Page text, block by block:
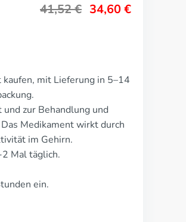
41,52€ 34,60€
mit Lieferung in 5–14
zur Behandlung und
Medikament wirkt durch
im Gehirn.
Mal täglich.
ein.